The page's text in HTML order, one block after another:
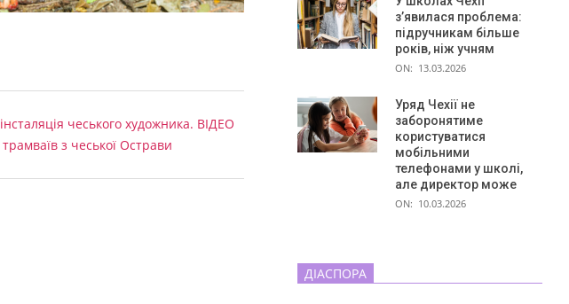
чеського художника. ВІДЕО
з чеської Острави
з’явилася проблема:
підручникам більше
років, ніж учням
ON: 13.03.2026
Уряд Чехії не
заборонятиме
користуватися
мобільними
телефонами у школі,
але директор може
ON: 10.03.2026
ДІАСПОРА